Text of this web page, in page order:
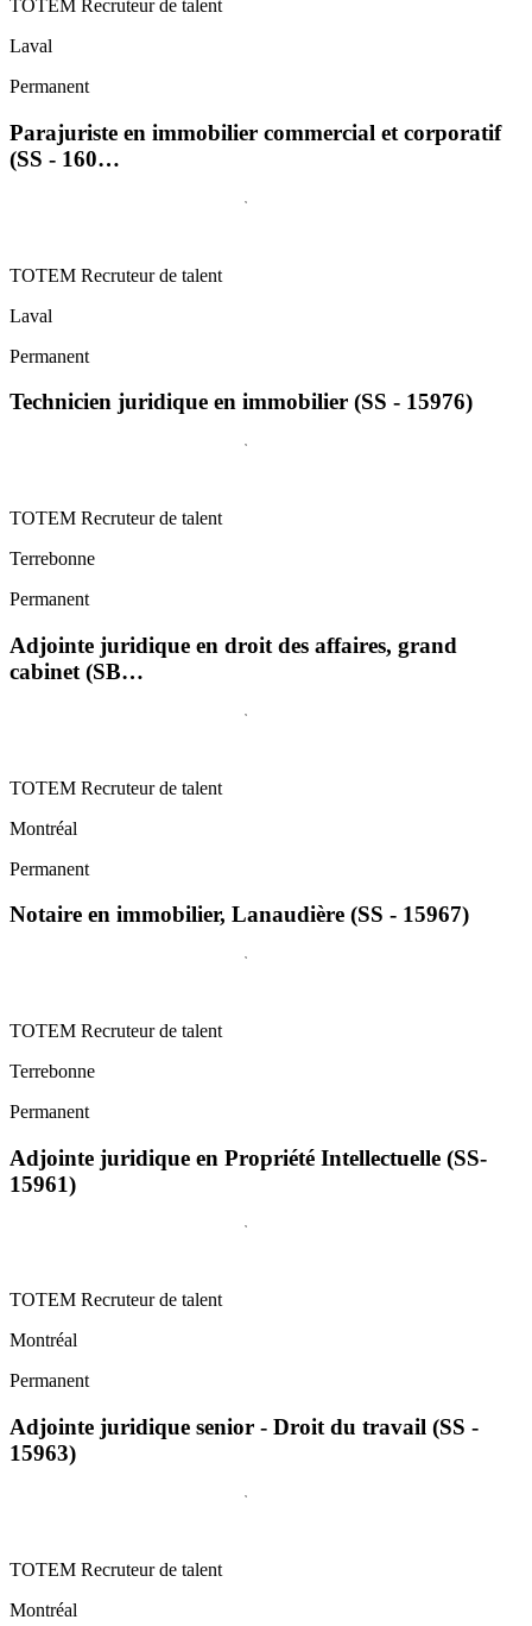
TOTEM Recruteur de talent
Laval
Permanent
Parajuriste en immobilier commercial et corporatif
(SS - 160…
TOTEM Recruteur de talent
Laval
Permanent
Technicien juridique en immobilier (SS - 15976)
TOTEM Recruteur de talent
Terrebonne
Permanent
Adjointe juridique en droit des affaires, grand
cabinet (SB…
TOTEM Recruteur de talent
Montréal
Permanent
Notaire en immobilier, Lanaudière (SS - 15967)
TOTEM Recruteur de talent
Terrebonne
Permanent
Adjointe juridique en Propriété Intellectuelle (SS-
15961)
TOTEM Recruteur de talent
Montréal
Permanent
Adjointe juridique senior - Droit du travail (SS -
15963)
TOTEM Recruteur de talent
Montréal